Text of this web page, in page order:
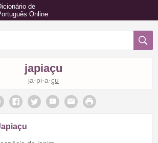
de
Online
japiaçu
ja·pi·a·çu